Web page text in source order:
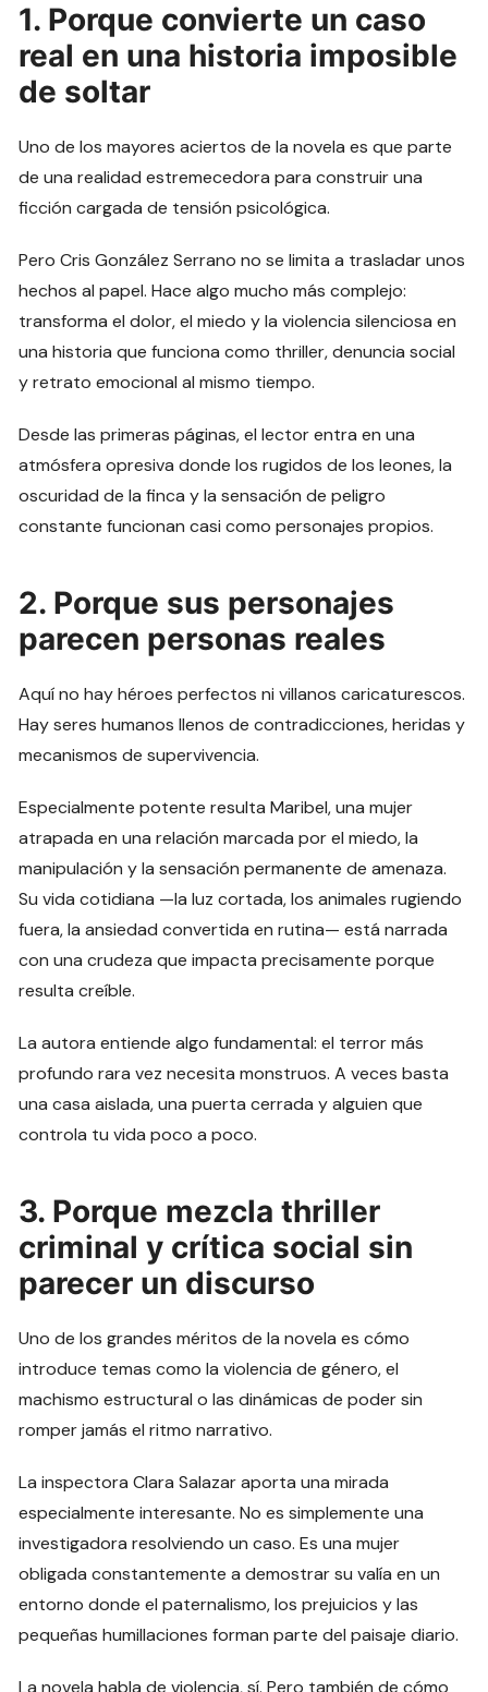
1. Porque convierte un caso
real en una historia imposible
de soltar
Uno de los mayores aciertos de la novela es que parte
de una realidad estremecedora para construir una
ficción cargada de tensión psicológica.
Pero Cris González Serrano no se limita a trasladar unos
hechos al papel. Hace algo mucho más complejo:
transforma el dolor, el miedo y la violencia silenciosa en
una historia que funciona como thriller, denuncia social
y retrato emocional al mismo tiempo.
Desde las primeras páginas, el lector entra en una
atmósfera opresiva donde los rugidos de los leones, la
oscuridad de la finca y la sensación de peligro
constante funcionan casi como personajes propios.
2. Porque sus personajes
parecen personas reales
Aquí no hay héroes perfectos ni villanos caricaturescos.
Hay seres humanos llenos de contradicciones, heridas y
mecanismos de supervivencia.
Especialmente potente resulta Maribel, una mujer
atrapada en una relación marcada por el miedo, la
manipulación y la sensación permanente de amenaza.
Su vida cotidiana —la luz cortada, los animales rugiendo
fuera, la ansiedad convertida en rutina— está narrada
con una crudeza que impacta precisamente porque
resulta creíble.
La autora entiende algo fundamental: el terror más
profundo rara vez necesita monstruos. A veces basta
una casa aislada, una puerta cerrada y alguien que
controla tu vida poco a poco.
3. Porque mezcla thriller
criminal y crítica social sin
parecer un discurso
Uno de los grandes méritos de la novela es cómo
introduce temas como la violencia de género, el
machismo estructural o las dinámicas de poder sin
romper jamás el ritmo narrativo.
La inspectora Clara Salazar aporta una mirada
especialmente interesante. No es simplemente una
investigadora resolviendo un caso. Es una mujer
obligada constantemente a demostrar su valía en un
entorno donde el paternalismo, los prejuicios y las
pequeñas humillaciones forman parte del paisaje diario.